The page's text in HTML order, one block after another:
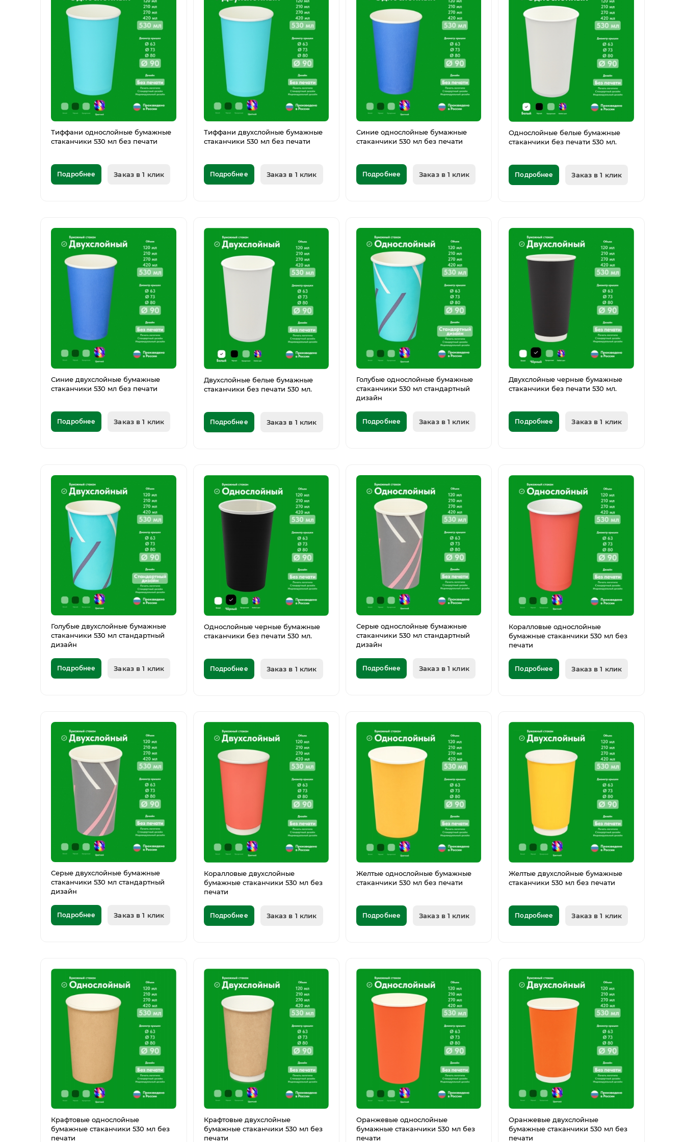
Тиффани однослойные бумажные
стаканчики 530 мл без печати
Подробнее Заказ в 1 клик
Тиффани двухслойные бумажные
стаканчики 530 мл без печати
Подробнее Заказ в 1 клик
Синие однослойные бумажные
стаканчики 530 мл без печати
Подробнее Заказ в 1 клик
Однослойные белые бумажные
стаканчики без печати 530 мл.
Подробнее Заказ в 1 клик
Синие двухслойные бумажные
стаканчики 530 мл без печати
Подробнее Заказ в 1 клик
Двухслойные белые бумажные
стаканчики без печати 530 мл.
Подробнее Заказ в 1 клик
Голубые однослойные бумажные
стаканчики 530 мл стандартный
дизайн
Подробнее Заказ в 1 клик
Двухслойные черные бумажные
стаканчики без печати 530 мл.
Подробнее Заказ в 1 клик
Голубые двухслойные бумажные
стаканчики 530 мл стандартный
дизайн
Подробнее Заказ в 1 клик
Однослойные черные бумажные
стаканчики без печати 530 мл.
Подробнее Заказ в 1 клик
Серые однослойные бумажные
стаканчики 530 мл стандартный
дизайн
Подробнее Заказ в 1 клик
Коралловые однослойные
бумажные стаканчики 530 мл без
печати
Подробнее Заказ в 1 клик
Серые двухслойные бумажные
стаканчики 530 мл стандартный
дизайн
Подробнее Заказ в 1 клик
Коралловые двухслойные
бумажные стаканчики 530 мл без
печати
Подробнее Заказ в 1 клик
Желтые однослойные бумажные
стаканчики 530 мл без печати
Подробнее Заказ в 1 клик
Желтые двухслойные бумажные
стаканчики 530 мл без печати
Подробнее Заказ в 1 клик
Крафтовые однослойные
бумажные стаканчики 530 мл без
печати
Крафтовые двухслойные
бумажные стаканчики 530 мл без
печати
Оранжевые однослойные
бумажные стаканчики 530 мл без
печати
Оранжевые двухслойные
бумажные стаканчики 530 мл без
печати